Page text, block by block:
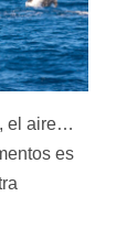
el aire…
es